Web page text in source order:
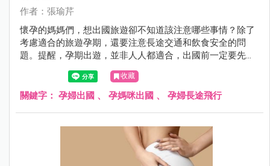
作者：張瑜芹
懷孕的媽媽們，想出國旅遊卻不知道該注意哪些事情？除了
考慮適合的旅遊孕期，還要注意長途交通和飲食安全的問
題。提醒，孕期出遊，並非人人都適合，出國前一定要先請
醫師評估自己的狀況是否適合出國，母胎安全才應為首要考
量。萬一在國外發生身體不適要緊急就醫，又該準備哪些東
西？孕婦出國需要帶媽媽手冊嗎？這篇文章由婦產科張瑜芹
收藏
關鍵字： 孕婦出國 、 孕媽咪出國 、 孕婦長途飛行